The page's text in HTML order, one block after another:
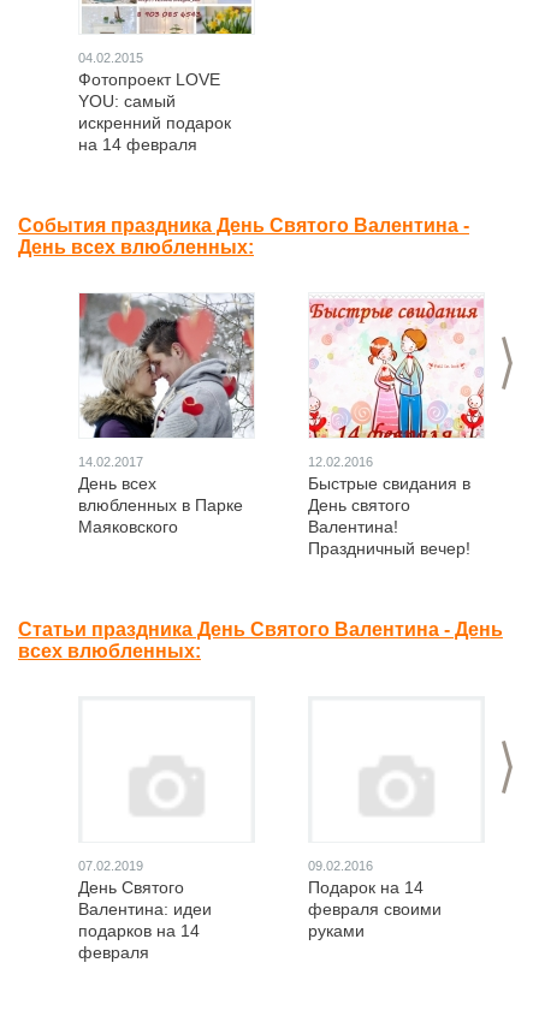
04.02.2015
Фотопроект LOVE
YOU: самый
искренний подарок
на 14 февраля
События праздника День Святого Валентина -
День всех влюбленных:
>
14.02.2017
День всех
влюбленных в Парке
Маяковского
12.02.2016
Быстрые свидания в
День святого
Валентина!
Праздничный вечер!
Статьи праздника День Святого Валентина - День
всех влюбленных:
>
07.02.2019
День Святого
Валентина: идеи
подарков на 14
февраля
09.02.2016
Подарок на 14
февраля своими
руками